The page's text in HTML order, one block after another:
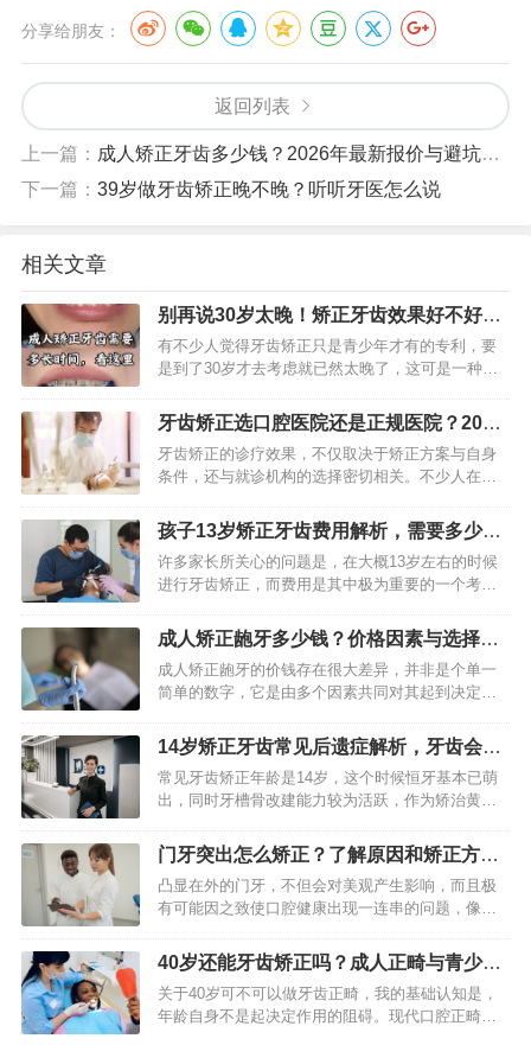
分享给朋友：
返回列表
上一篇： 成人矫正牙齿多少钱？2026年最新报价与避坑指南
下一篇： 39岁做牙齿矫正晚不晚？听听牙医怎么说
相关文章
别再说30岁太晚！矫正牙齿效果好不好，
关键看这几点
有不少人觉得牙齿矫正只是青少年才有的专利，要
是到了30岁才去考虑就已然太晚了，这可是一种相
但绝对可行，而且愈发普遍，关键之处在于你是不
是清楚成年正畸的特性，…
牙齿矫正选口腔医院还是正规医院？2026
精准抉择指南
牙齿矫正的诊疗效果，不仅取决于矫正方案与自身
条件，还与就诊机构的选择密切相关。不少人在矫
院的口腔科？两者各有优势，适配不同需求与场
景，无绝对优劣之分，核心在…
孩子13岁矫正牙齿费用解析，需要多少
钱？方法怎么选？
许多家长所关心的问题是，在大概13岁左右的时候
进行牙齿矫正，而费用是其中极为重要的一个考量
具体的花费并不是一个固定不变的数字，它会受到
矫正方法的影响，会受到…
成人矫正龅牙多少钱？价格因素与选择全
解析
成人矫正龅牙的价钱存在很大差异，并非是个单一
简单的数字，它是由多个因素共同对其起到决定作
理解围绕着价格背后所存在的构成状况，能够助力
你做出更为明智的决策，从…
14岁矫正牙齿常见后遗症解析，牙齿会松
动吗？
常见牙齿矫正年龄是14岁，这个时候恒牙基本已萌
出，同时牙槽骨改建能力较为活跃，作为矫治黄金
际，最担忧的便是“后遗症”问题。事实上，于正规治
疗状况下，大多数所谓…
门牙突出怎么矫正？了解原因和矫正方
法，改善美观与健康
凸显在外的门牙，不但会对美观产生影响，而且极
有可能因之致使口腔健康出现一连串的问题，像增
甚至于弄出颞下颌关节出现紊乱失调的状况。就大
多数患者而言，及时去寻觅…
40岁还能牙齿矫正吗？成人正畸与青少年
的区别
关于40岁可不可以做牙齿正畸，我的基础认知是，
年龄自身不是起决定作用的阻碍。现代口腔正畸技